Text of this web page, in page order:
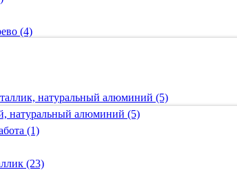
(4)
натуральный алюминий (5)
натуральный алюминий (5)
(1)
(23)